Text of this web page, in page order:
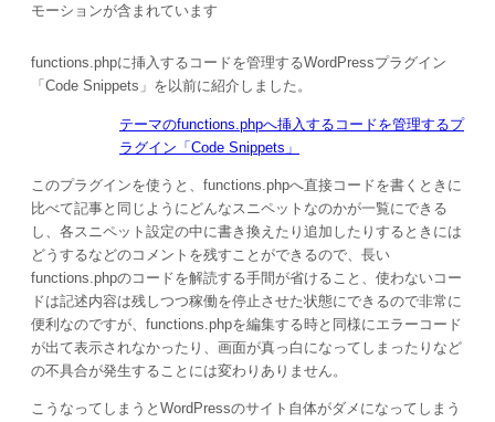
モーションが含まれています
functions.phpに挿入するコードを管理するWordPressプラグイン
「Code Snippets」を以前に紹介しました。
テーマのfunctions.phpへ挿入するコードを管理するプ
ラグイン「Code Snippets」
このプラグインを使うと、functions.phpへ直接コードを書くときに
比べて記事と同じようにどんなスニペットなのかが一覧にできる
し、各スニペット設定の中に書き換えたり追加したりするときには
どうするなどのコメントを残すことができるので、長い
functions.phpのコードを解読する手間が省けること、使わないコー
ドは記述内容は残しつつ稼働を停止させた状態にできるので非常に
便利なのですが、functions.phpを編集する時と同様にエラーコード
が出て表示されなかったり、画面が真っ白になってしまったりなど
の不具合が発生することには変わりありません。
こうなってしまうとWordPressのサイト自体がダメになってしまう